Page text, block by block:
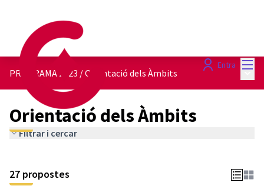
Entra
PROGRAMA 2023 /Orientació dels Àmbits
Orientació dels Àmbits
Filtrar i cercar
27 propostes